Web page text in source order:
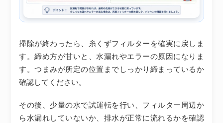
掃除が終わったら、糸くずフィルターを確実に戻しま
す。締め方が甘いと、水漏れやエラーの原因になりま
す。つまみが所定の位置までしっかり締まっているか
確認してください。
その後、少量の水で試運転を行い、フィルター周辺か
ら水漏れしていないか、排水が正常に流れるかを確認